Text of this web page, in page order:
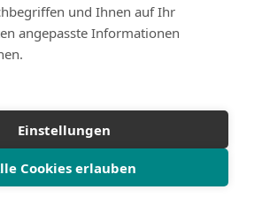
und Ihnen auf Ihr
angepasste Informationen
Einstellungen
Cookies erlauben
www.legionellen-
schnelltest.at